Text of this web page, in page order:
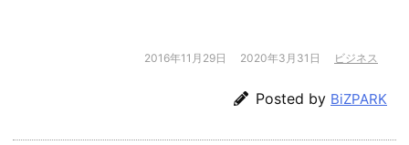
2016年11月29日 2020年3月31日 ビジネス
Posted by BiZPARK